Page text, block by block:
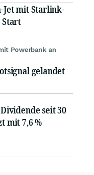
Jet mit Starlink-
Start
Powerbank an
gelandet
seit 30
mit 7,6 %